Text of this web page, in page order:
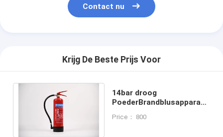
Contact nu
Krijg De Beste Prijs Voor
14bar droog
PoederBrandblusapparaat
5kg 6kg 9kg 12kg
Price： 800